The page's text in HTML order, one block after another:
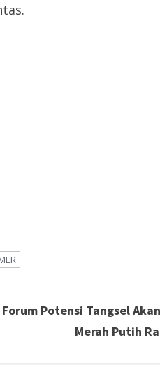
Forum Potensi Tangsel
Merah Putih